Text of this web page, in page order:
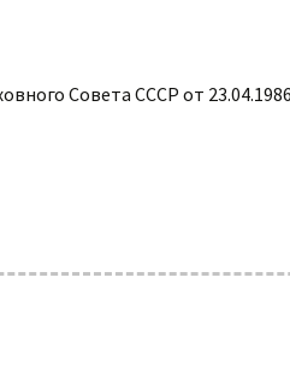
Совета СССР от